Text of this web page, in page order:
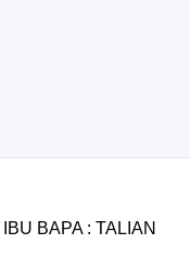
IBU BAPA : TALIAN